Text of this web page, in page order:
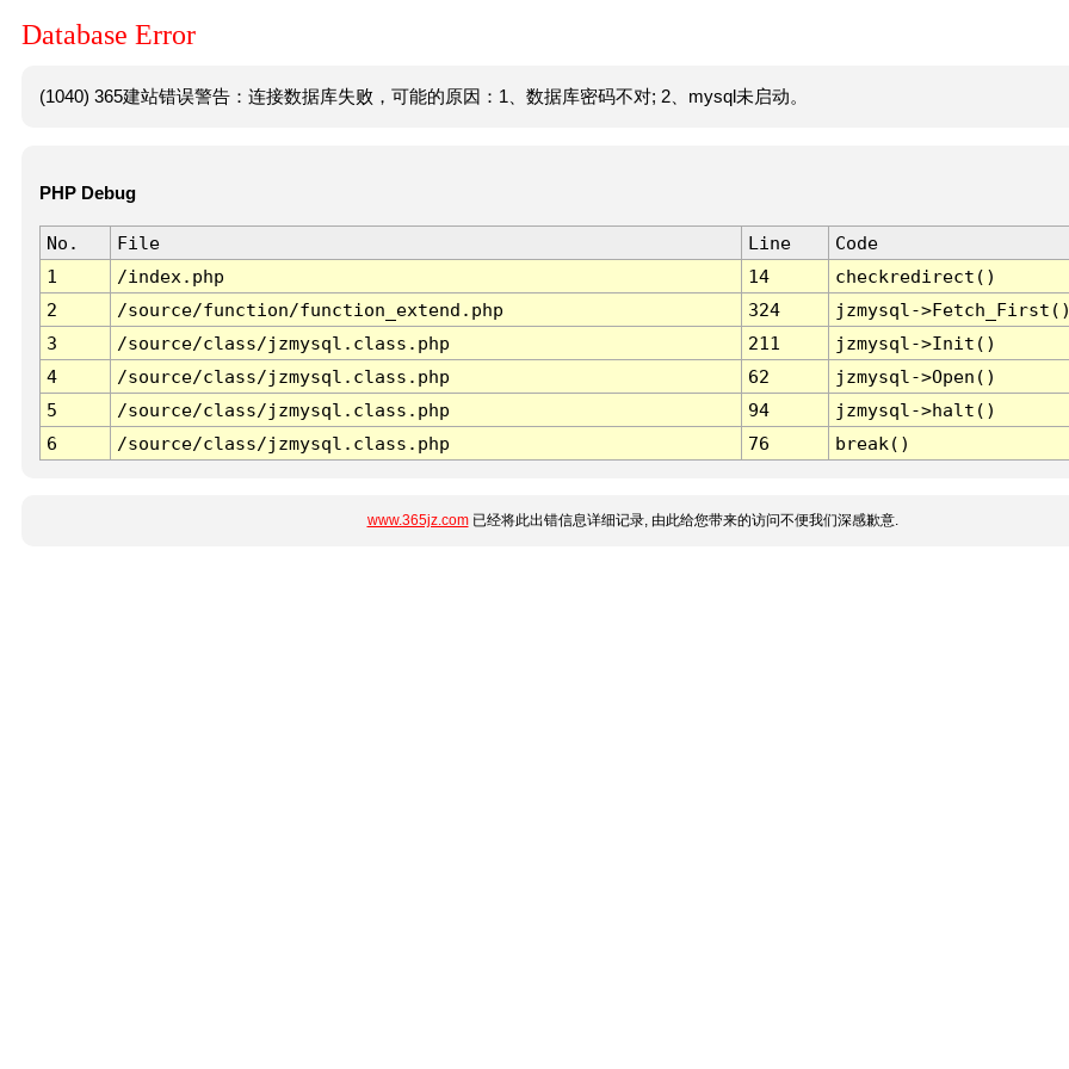
Database Error
(1040) 365建站错误警告：连接数据库失败，可能的原因：1、数据库密码不对; 2、mysql未启动。
PHP Debug
No. File Line
Code
1
/index.php 14
checkredirect()
2
/source/function/function_extend.php 324
jzmysql-
3
/source/class/jzmysql.class.php 211
jzmysql->Init()
4
/source/class/jzmysql.class.php 62
jzmysql->Open()
5
/source/class/jzmysql.class.php 94
jzmysql->halt()
6
/source/class/jzmysql.class.php 76 break()
www.365jz.com已经将此出错信息详细记录, 由此给您带来的访问不便我们深感歉意.